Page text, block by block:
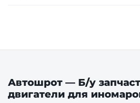
Автошрот — Б/у
двигатели для